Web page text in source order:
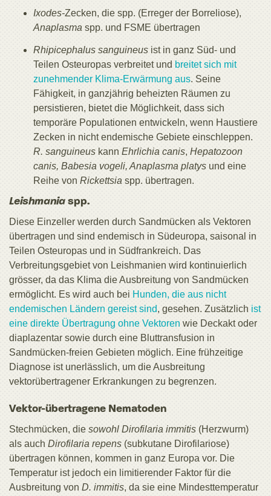
Ixodes-Zecken, die spp. (Erreger der Borreliose),
Anaplasma spp. und FSME übertragen
Rhipicephalus sanguineus ist in ganz Süd- und
Teilen Osteuropas verbreitet und breitet sich mit
zunehmender Klima-Erwärmung aus. Seine
Fähigkeit, in ganzjährig beheizten Räumen zu
persistieren, bietet die Möglichkeit, dass sich
temporäre Populationen entwickeln, wenn Haustiere
Zecken in nicht endemische Gebiete einschleppen.
R. sanguineus kann Ehrlichia canis, Hepatozoon
canis, Babesia vogeli, Anaplasma platys und eine
Reihe von Rickettsia spp. übertragen.
Leishmania spp.
Diese Einzeller werden durch Sandmücken als Vektoren
übertragen und sind endemisch in Südeuropa, saisonal in
Teilen Osteuropas und in Südfrankreich. Das
Verbreitungsgebiet von Leishmanien wird kontinuierlich
grösser, da das Klima die Ausbreitung von Sandmücken
ermöglicht. Es wird auch bei Hunden, die aus nicht
endemischen Ländern gereist sind, gesehen. Zusätzlich ist
eine direkte Übertragung ohne Vektoren wie Deckakt oder
diaplazentar sowie durch eine Bluttransfusion in
Sandmücken-freien Gebieten möglich. Eine frühzeitige
Diagnose ist unerlässlich, um die Ausbreitung
vektorübertragener Erkrankungen zu begrenzen.
Vektor-übertragene Nematoden
Stechmücken, die sowohl Dirofilaria immitis (Herzwurm)
als auch Dirofilaria repens (subkutane Dirofilariose)
übertragen können, kommen in ganz Europa vor. Die
Temperatur ist jedoch ein limitierender Faktor für die
Ausbreitung von D. immitis, da sie eine Mindesttemperatur